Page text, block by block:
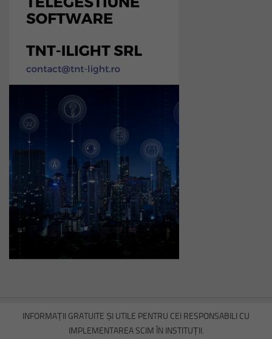
INFORMAȚII GRATUITE ȘI UTILE PENTRU CEI RESPONSABILI CU
IMPLEMENTAREA SCIM ÎN INSTITUȚII.